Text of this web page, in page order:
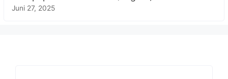
Juni 27, 2025